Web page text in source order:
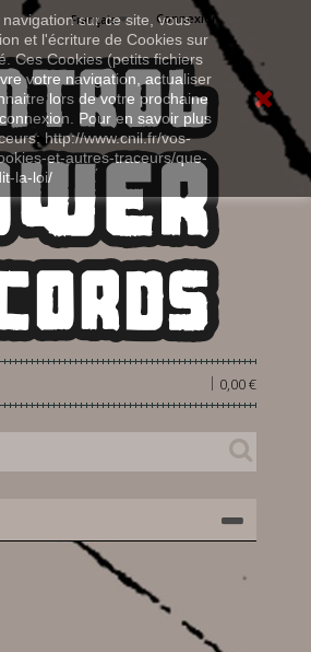
sur ce site, vous
et l'écriture de Cookies sur
Ces Cookies (petits fichiers
votre navigation, actualiser
lors de votre prochaine
Pour en savoir plus
http://www.cnil.fr/vos-
et-autres-traceurs/que-
la-loi/
Connexion
Français
0,00 €
|